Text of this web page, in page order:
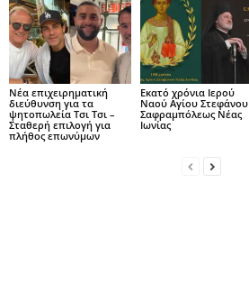
Νέα επιχειρηματική
διεύθυνση για τα
ψητοπωλεία Τσι Τσι –
Σταθερή επιλογή για
πλήθος επωνύμων
Εκατό χρόνια Ιερού
Ναού Αγίου Στεφάνου
Σαφραμπόλεως Νέας
Ιωνίας